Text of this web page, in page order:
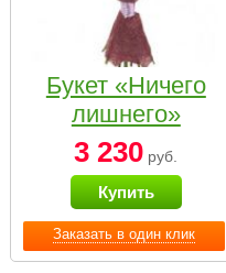
Заказать в один клик
Букет «Ничего
лишнего»
3 230 руб.
Купить